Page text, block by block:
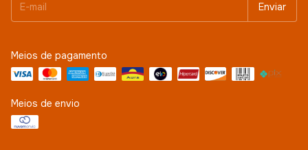
Meios de pagamento
Meios de envio